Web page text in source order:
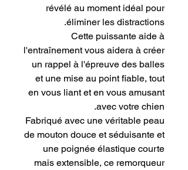
révélé au moment idéal pour
éliminer les distractions.
Cette puissante aide à
l'entraînement vous aidera à créer
un rappel à l'épreuve des balles
et une mise au point fiable, tout
en vous liant et en vous amusant
avec votre chien.
Fabriqué avec une véritable peau
de mouton douce et séduisante et
une poignée élastique courte
mais extensible, ce remorqueur